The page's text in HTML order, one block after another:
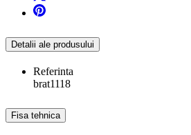
Detalii ale produsului
Referinta
brat1118
Fisa tehnica